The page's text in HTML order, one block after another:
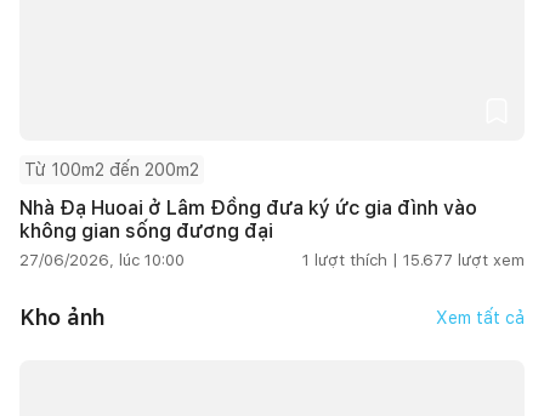
Từ 100m2 đến 200m2
Nhà Đạ Huoai ở Lâm Đồng đưa ký ức gia đình vào
không gian sống đương đại
27/06/2026, lúc 10:00 1 lượt thích | 15.677 lượt xem
Kho ảnh Xem tất cả